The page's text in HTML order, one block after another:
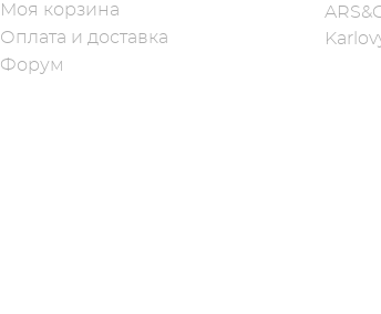
Моя корзина
Оплата и доставка
Форум